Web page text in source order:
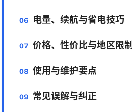
电量、续航与省电技巧
价格、性价比与地区限制
使用与维护要点
常见误解与纠正